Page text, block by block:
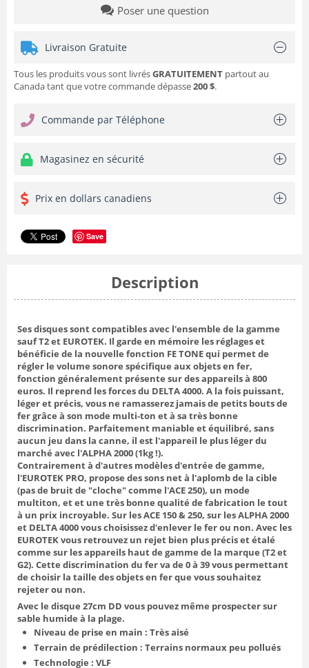
Poser une question
Livraison Gratuite
Tous les produits vous sont livrésGRATUITEMENT partout au
Canada tant que votre commande dépasse200 $.
Commande par Téléphone
Magasinez en sécurité
Prix en dollars canadiens
Save
Description
Ses disques sont compatibles avec l'ensemble de la gamme
sauf T2 et EUROTEK. Il garde en mémoire les réglages et
bénéficie de la nouvelle fonction FE TONE qui permet de
régler le volume sonore spécifique aux objets en fer,
fonction généralement présente sur des appareils à 800
euros. Il reprend les forces du DELTA 4000. A la fois puissant,
léger et précis, vous ne ramasserez jamais de petits bouts de
fer grâce à son mode multi-ton et à sa très bonne
discrimination. Parfaitement maniable et équilibré, sans
aucun jeu dans la canne, il est l'appareil le plus léger du
marché avec l'ALPHA 2000 (1kg !).
Contrairement à d'autres modèles d'entrée de gamme,
l'EUROTEK PRO, propose des sons net à l'aplomb de la cible
(pas de bruit de "cloche" comme l'ACE 250), un mode
multiton, et et une très bonne qualité de fabrication le tout
à un prix incroyable. Sur les ACE 150 & 250, sur les ALPHA 2000
et DELTA 4000 vous choisissez d'enlever le fer ou non. Avec les
EUROTEK vous retrouvez un rejet bien plus précis et étalé
comme sur les appareils haut de gamme de la marque (T2 et
G2). Cette discrimination du fer va de 0 à 39 vous permettant
de choisir la taille des objets en fer que vous souhaitez
rejeter ou non.
Avec le disque 27cm DD vous pouvez même prospecter sur
sable humide à la plage.
Niveau de prise en main : Très aisé
Terrain de prédilection : Terrains normaux peu pollués
Technologie : VLF